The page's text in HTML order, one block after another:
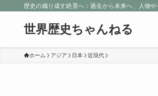
歴史の織り成す絶景へ：過去から未来へ、人物
世界歴史ちゃんねる
ホーム アジア 日本 近現代